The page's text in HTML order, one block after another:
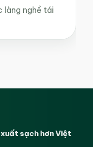
làng nghề tái
sạch hơn Việt